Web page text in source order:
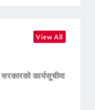
View All
सरकारको कार्यसूचीमा